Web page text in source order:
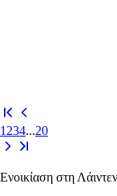
1 234...20
Ενοικίαση στη Λάιντεν